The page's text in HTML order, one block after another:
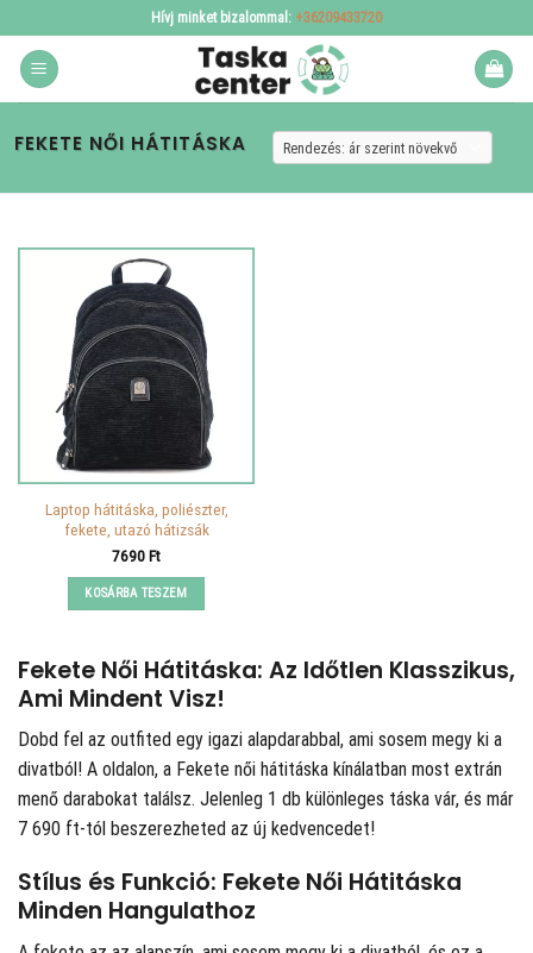
to
content
Hívj minket bizalommal: +36209433720
FEKETE NŐI HÁTITÁSKA
Laptop hátitáska, poliészter,
fekete, utazó hátizsák
7690Ft
KOSÁRBA TESZEM
Fekete Női Hátitáska: Az Időtlen Klasszikus,
Ami Mindent Visz!
Dobd fel az outfited egy igazi alapdarabbal, ami sosem megy ki a
divatból! A oldalon, a Fekete női hátitáska kínálatban most extrán
menő darabokat találsz. Jelenleg 1 db különleges táska vár, és már
7 690 ft-tól beszerezheted az új kedvencedet!
Stílus és Funkció: Fekete Női Hátitáska
Minden Hangulathoz